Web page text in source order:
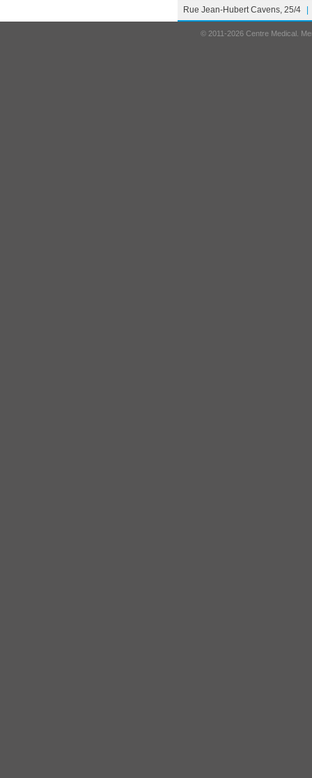
Rue Jean-Hubert Cavens, 25/4
© 2011-2026 Centre Medical.